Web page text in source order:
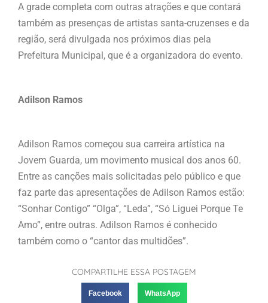
A grade completa com outras atrações e que contará
também as presenças de artistas santa-cruzenses e da
região, será divulgada nos próximos dias pela
Prefeitura Municipal, que é a organizadora do evento.
Adilson Ramos
Adilson Ramos começou sua carreira artística na
Jovem Guarda, um movimento musical dos anos 60.
Entre as canções mais solicitadas pelo público e que
faz parte das apresentações de Adilson Ramos estão:
“Sonhar Contigo” “Olga”, “Leda”, “Só Liguei Porque Te
Amo”, entre outras. Adilson Ramos é conhecido
também como o “cantor das multidões”.
COMPARTILHE ESSA POSTAGEM
Facebook WhatsApp